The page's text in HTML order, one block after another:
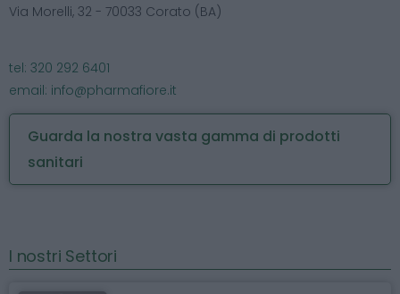
Via Morelli, 32 - 70033 Corato (BA)
tel: 320 292 6401
email: info@pharmafiore.it
Guarda la nostra vasta gamma di prodotti
sanitari
I nostri Settori